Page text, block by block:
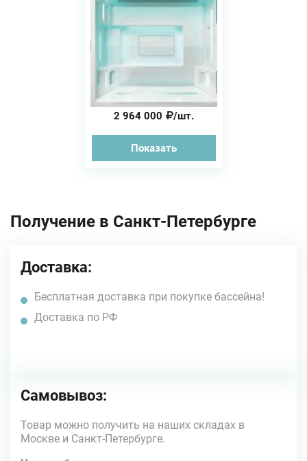
2 964 000 /шт.
Показать
Получение в Санкт-Петербурге
Доставка:
Бесплатная доставка при покупке бассейна!
Доставка по РФ
Самовывоз:
Товар можно получить на наших складах в
Москве и Санкт-Петербурге.